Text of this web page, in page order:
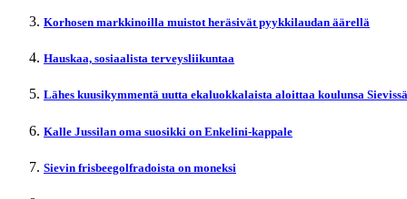
Korhosen markkinoilla muistot heräsivät pyykkilaudan äärellä
Hauskaa, sosiaalista terveysliikuntaa
Lähes kuusikymmentä uutta ekaluokkalaista aloittaa koulunsa Sievissä
Kalle Jussilan oma suosikki on Enkelini-kappale
Sievin frisbeegolfradoista on moneksi